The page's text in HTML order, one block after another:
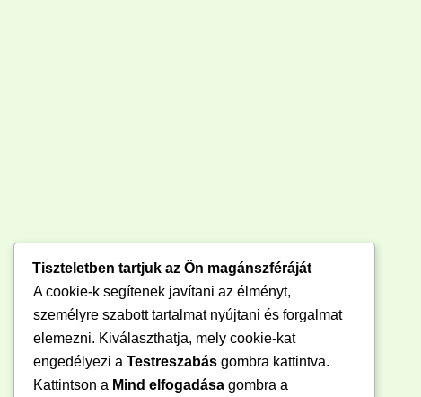
Tiszteletben tartjuk az Ön magánszféráját
A cookie-k segítenek javítani az élményt,
személyre szabott tartalmat nyújtani és forgalmat
elemezni. Kiválaszthatja, mely cookie-kat
engedélyezi a Testreszabás gombra kattintva.
Kattintson a Mind elfogadása gombra a